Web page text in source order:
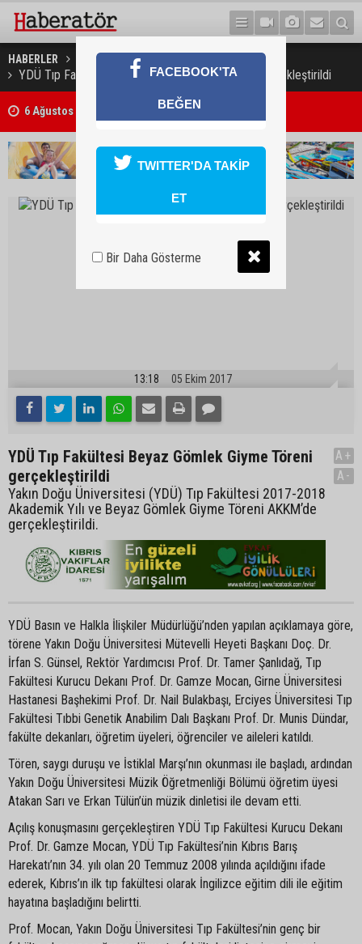
HABERLER EĞİTİM
YDÜ Tıp Fakültesi Beyaz Gömlek Giyme Töreni gerçekleştirildi
6 Ağustos 2026 Döviz Kurları
13:18 05 Ekim 2017
YDÜ Tıp Fakültesi Beyaz Gömlek Giyme Töreni
gerçekleştirildi
Yakın Doğu Üniversitesi (YDÜ) Tıp Fakültesi 2017-2018
Akademik Yılı ve Beyaz Gömlek Giyme Töreni AKKM’de
gerçekleştirildi.
A+
A-
YDÜ Basın ve Halkla İlişkiler Müdürlüğü’nden yapılan açıklamaya göre,
törene Yakın Doğu Üniversitesi Mütevelli Heyeti Başkanı Doç. Dr.
İrfan S. Günsel, Rektör Yardımcısı Prof. Dr. Tamer Şanlıdağ, Tıp
Fakültesi Kurucu Dekanı Prof. Dr. Gamze Mocan, Girne Üniversitesi
Hastanesi Başhekimi Prof. Dr. Nail Bulakbaşı, Erciyes Üniversitesi Tıp
Fakültesi Tıbbi Genetik Anabilim Dalı Başkanı Prof. Dr. Munis Dündar,
fakülte dekanları, öğretim üyeleri, öğrenciler ve aileleri katıldı.
Tören, saygı duruşu ve İstiklal Marşı’nın okunması ile başladı, ardından
Yakın Doğu Üniversitesi Müzik Öğretmenliği Bölümü öğretim üyesi
Atakan Sarı ve Erkan Tülün’ün müzik dinletisi ile devam etti.
Açılış konuşmasını gerçekleştiren YDÜ Tıp Fakültesi Kurucu Dekanı
Prof. Dr. Gamze Mocan, YDÜ Tıp Fakültesi’nin Kıbrıs Barış
Harekatı’nın 34. yılı olan 20 Temmuz 2008 yılında açıldığını ifade
ederek, Kıbrıs’ın ilk tıp fakültesi olarak İngilizce eğitim dili ile eğitim
hayatına başladığını belirtti.
Prof. Mocan, Yakın Doğu Üniversitesi Tıp Fakültesi’nin genç bir
FACEBOOK'TA
BEĞEN
TWITTER'DA TAKİP
ET
Bir Daha Gösterme